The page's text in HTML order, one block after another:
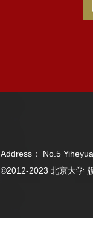
Address： No.5
©2012-2023 北京大学